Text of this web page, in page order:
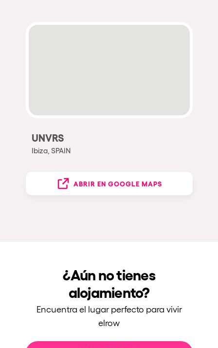
UNVRS
Ibiza, SPAIN
ABRIR EN GOOGLE MAPS
¿Aún no tienes
alojamiento?
Encuentra el lugar perfecto para vivir
elrow